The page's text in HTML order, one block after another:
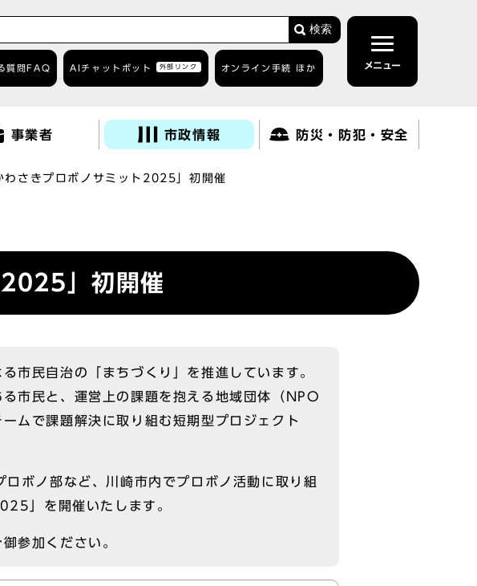
検索
質問 FAQ AIチャットボット 外部リンク オンライン手続 ほか メニュー
事業者 市政情報 防災・防犯・安全
わさきプロボノサミット2025」初開催
2025」初開催
市民自治の「まちづくり」を推進しています。
市民と、運営上の課題を抱える地域団体（NPO
ムで課題解決に取り組む短期型プロジェクト
ボノ部など、川崎市内でプロボノ活動に取り組
」を開催いたします。
参加ください。